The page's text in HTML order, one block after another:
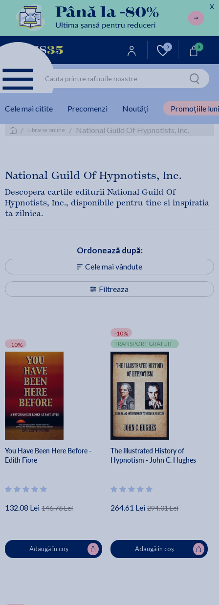
X
0 0
Cele mai citite Precomenzi Noutăți Promoțiile
/ Librarie online / National Guild Of Hypnotists, Inc.
National Guild Of Hypnotists, Inc.
Descopera cartile editurii National Guild Of
Hypnotists, Inc., disponibile pentru tine si inspiratia
ta zilnica.
Filtreaza
Ordonează după:
Cele mai vândute
-10%
You Have Been Here Before -
Edith Fiore
132.08 Lei 146.76 Lei
Adaugă în coș
-10%
TRANSPORT GRATUIT
The Illustrated History of
Hypnotism - John C. Hughes
264.61 Lei 294.01 Lei
Adaugă în coș